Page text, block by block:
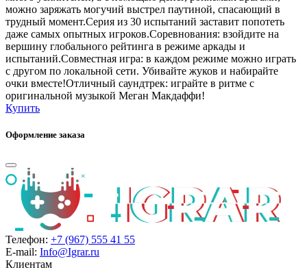
можно заряжать могучий выстрел паутиной, спасающий в
трудный момент.Серия из 30 испытаний заставит попотеть
даже самых опытных игроков.Соревнования: взойдите на
вершину глобального рейтинга в режиме аркады и
испытаний.Совместная игра: в каждом режиме можно играть
с другом по локальной сети. Убивайте жуков и набирайте
очки вместе!Отличный саундтрек: играйте в ритме с
оригинальной музыкой Меган Макдаффи!
Купить
Оформление заказа
Телефон: +7 (967) 555 41 55
E-mail: Info@Igrar.ru
Клиентам